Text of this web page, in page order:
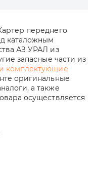
переднего
каталожным
АЗ УРАЛ из
запасные части из
комплектующие
оригинальные
а также
осуществляется